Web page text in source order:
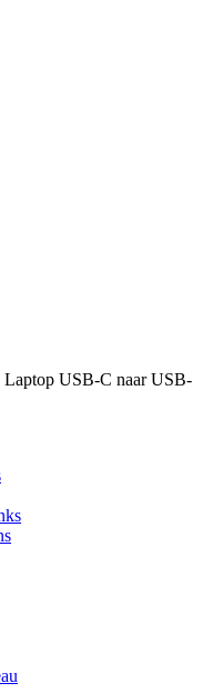
Laptop USB-C naar USB-